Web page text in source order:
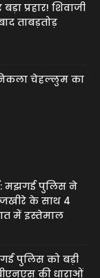
प्रहार! शिवाजी
ताबड़तोड़
चेहल्लुम का
मझगई पुलिस ने
के साथ 4
में इस्तेमाल
पुलिस को बड़ी
की धाराओं